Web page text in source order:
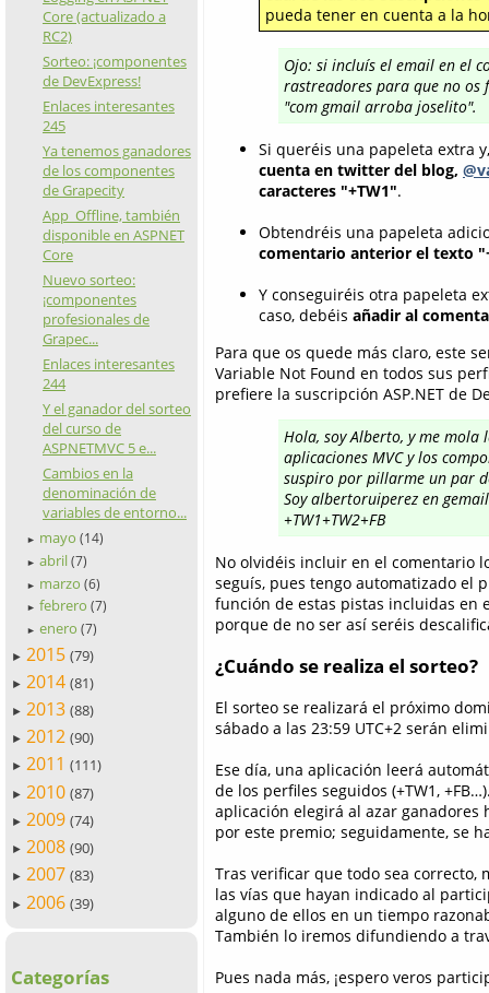
Core (actualizado a
RC2)
Sorteo: ¡componentes
de DevExpress!
Enlaces interesantes
245
Ya tenemos ganadores
de los componentes
de Grapecity
App_Offline, también
disponible en ASPNET
Core
Nuevo sorteo:
¡componentes
profesionales de
Grapec...
Enlaces interesantes
244
Y el ganador del sorteo
del curso de
ASPNETMVC 5 e...
Cambios en la
denominación de
variables de entorno...
► mayo (14)
► abril (7)
► marzo (6)
► febrero (7)
► enero (7)
► 2015 (79)
► 2014 (81)
► 2013 (88)
► 2012 (90)
► 2011 (111)
► 2010 (87)
► 2009 (74)
► 2008 (90)
► 2007 (83)
► 2006 (39)
Categorías
pueda tener en cuenta a la
Ojo: si incluís el email en el
rastreadores para que no os
"com gmail arroba joselito".
Si queréis una papeleta extra
cuenta en twitter del blog,
caracteres "+TW1".
Obtendréis una papeleta
comentario anterior el texto
Y conseguiréis otra papeleta
caso, debéis añadir al
Para que os quede más claro, este
Variable Not Found en todos sus
prefiere la suscripción ASP.NET de
Hola, soy Alberto, y me mola
aplicaciones MVC y los
suspiro por pillarme un par
Soy albertoruiperez en
+TW1+TW2+FB
No olvidéis incluir en el comentario
seguís, pues tengo automatizado el
función de estas pistas incluidas en
porque de no ser así seréis
¿Cuándo se realiza el sorteo?
El sorteo se realizará el próximo
sábado a las 23:59 UTC+2 serán
Ese día, una aplicación leerá
de los perfiles seguidos (+TW1,
aplicación elegirá al azar
por este premio; seguidamente, se
Tras verificar que todo sea correcto,
las vías que hayan indicado al
alguno de ellos en un tiempo
También lo iremos difundiendo a
Pues nada más, ¡espero veros